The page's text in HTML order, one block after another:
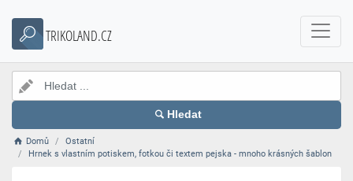
TRIKOLAND.CZ
Hledat
Domů
Ostatní
Hrnek s vlastním potiskem, fotkou či textem pejska - mnoho krásných šablon